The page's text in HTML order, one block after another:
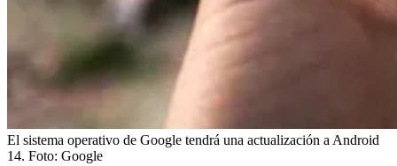
El sistema operativo de Google tendrá una actualización a Android
14. Foto: Google